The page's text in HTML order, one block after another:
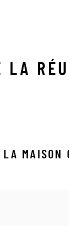
LA
MAISON